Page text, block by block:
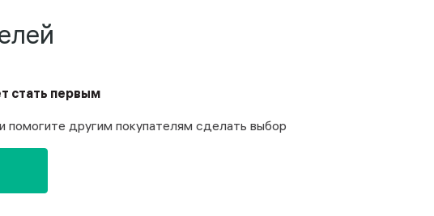
стать первым
помогите другим покупателям сделать выбор